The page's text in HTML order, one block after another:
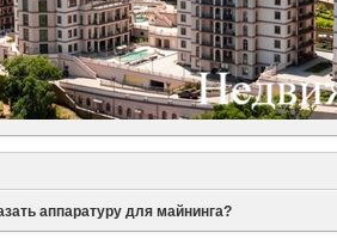
аппаратуру для майнинга?